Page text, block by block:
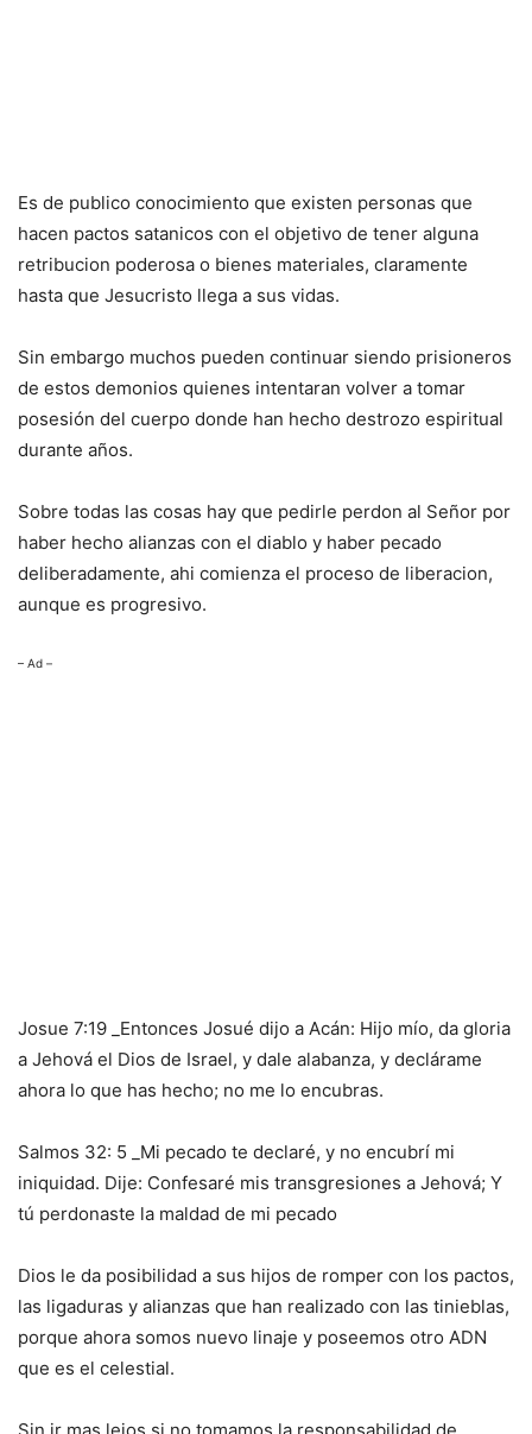
Es de publico conocimiento que existen personas que
hacen pactos satanicos con el objetivo de tener alguna
retribucion poderosa o bienes materiales, claramente
hasta que Jesucristo llega a sus vidas.
Sin embargo muchos pueden continuar siendo prisioneros
de estos demonios quienes intentaran volver a tomar
posesión del cuerpo donde han hecho destrozo espiritual
durante años.
Sobre todas las cosas hay que pedirle perdon al Señor por
haber hecho alianzas con el diablo y haber pecado
deliberadamente, ahi comienza el proceso de liberacion,
aunque es progresivo.
– Ad –
Josue 7:19 _Entonces Josué dijo a Acán: Hijo mío, da gloria
a Jehová el Dios de Israel, y dale alabanza, y declárame
ahora lo que has hecho; no me lo encubras.
Salmos 32: 5 _Mi pecado te declaré, y no encubrí mi
iniquidad. Dije: Confesaré mis transgresiones a Jehová; Y
tú perdonaste la maldad de mi pecado
Dios le da posibilidad a sus hijos de romper con los pactos,
las ligaduras y alianzas que han realizado con las tinieblas,
porque ahora somos nuevo linaje y poseemos otro ADN
que es el celestial.